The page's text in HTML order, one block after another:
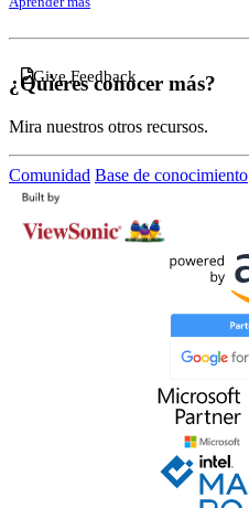
Give Feedback
¿Quieres conocer más?
Mira nuestros otros recursos.
Comunidad Base de conocimiento